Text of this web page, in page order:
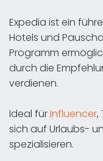
Expedia ist ein
Hotels und
Programm
durch die
verdienen.
Ideal fürInfluencer,
sich auf Urlaubs-
spezialisieren.